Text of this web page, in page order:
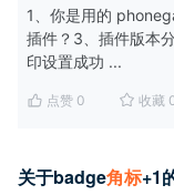
1、你是用的
插件？3、插件版本
印设置成功 ...
点赞 0 收藏
关于badge角标+1